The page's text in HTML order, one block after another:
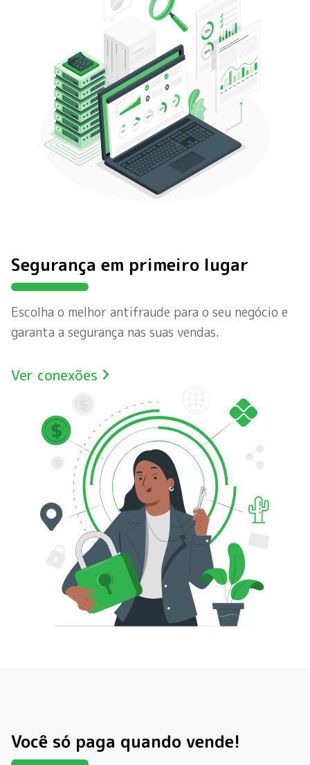
Segurança em primeiro lugar
Escolha o melhor antifraude para o seu negócio e
garanta a segurança nas suas vendas.
Ver conexões
Você só paga quando vende!